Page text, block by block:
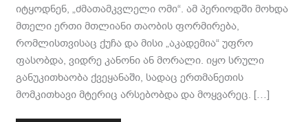
იტყოდნენ, „ძმათამკვლელი ომი“. ამ პერიოდში მოხდა
მთელი ერთი მთლიანი თაობის ფორმირება,
რომლისთვისაც ქუჩა და მისი „აკადემია“ უფრო
ფასობდა, ვიდრე კანონი ან მორალი. იყო სრული
განუკითხაობა ქვეყანაში, სადაც ერთმანეთის
მომკითხავი მტერიც არსებობდა და მოყვარეც. […]